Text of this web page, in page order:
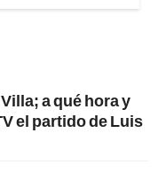
a qué hora y
el partido de Luis